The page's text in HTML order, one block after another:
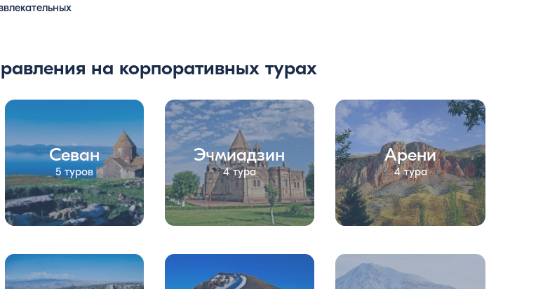
на корпоративных турах
Севан
5 туров
Эчмиадзин
4 тура
Арени
4 тура